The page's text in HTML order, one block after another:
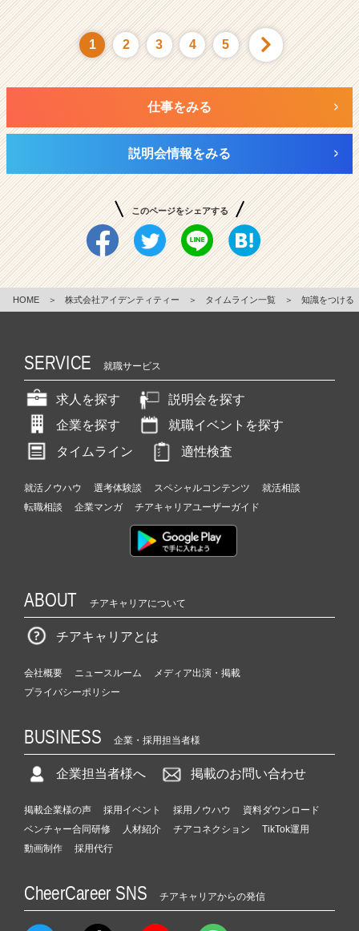
1 2 3 4 5
仕事をみる
説明会情報をみる
このページをシェアする
HOME ＞ 株式会社アイデンティティー ＞ タイムライン一覧 ＞ 知識をつける
SERVICE 就職サービス
求人を探す
説明会を探す
企業を探す
就職イベントを探す
タイムライン
適性検査
就活ノウハウ 選考体験談 スペシャルコンテンツ
就活相談
転職相談
企業マンガ チアキャリアユーザーガイド
ABOUT チアキャリアについて
チアキャリアとは
会社概要 ニュースルーム
メディア出演・掲載
プライバシーポリシー
BUSINESS 企業・採用担当者様
企業担当者様へ 掲載のお問い合わせ
掲載企業様の声 採用イベント 採用ノウハウ
資料ダウンロード
ベンチャー合同研修
人材紹介 チアコネクション
TikTok運用
動画制作
採用代行
CheerCareer SNS チアキャリアからの発信